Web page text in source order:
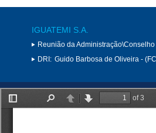
IGUATEMI S.A.
Reunião da
DRI: Guido Barbosa de Oliveira -